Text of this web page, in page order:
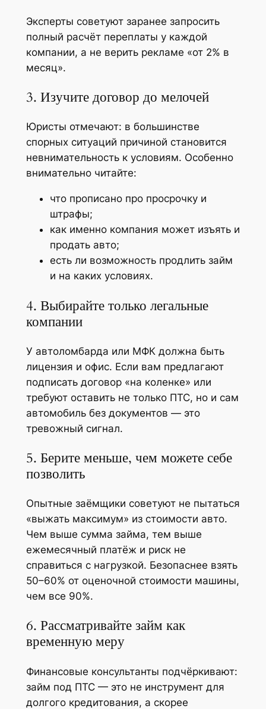
Эксперты советуют заранее запросить
полный расчёт переплаты у каждой
компании, а не верить рекламе «от 2% в
месяц».
3. Изучите договор до мелочей
Юристы отмечают: в большинстве
спорных ситуаций причиной становится
невнимательность к условиям. Особенно
внимательно читайте:
что прописано про просрочку и
штрафы;
как именно компания может изъять и
продать авто;
есть ли возможность продлить займ
и на каких условиях.
4. Выбирайте только легальные
компании
У автоломбарда или МФК должна быть
лицензия и офис. Если вам предлагают
подписать договор «на коленке» или
требуют оставить не только ПТС, но и сам
автомобиль без документов — это
тревожный сигнал.
5. Берите меньше, чем можете себе
позволить
Опытные заёмщики советуют не пытаться
«выжать максимум» из стоимости авто.
Чем выше сумма займа, тем выше
ежемесячный платёж и риск не
справиться с нагрузкой. Безопаснее взять
50–60% от оценочной стоимости машины,
чем все 90%.
6. Рассматривайте займ как
временную меру
Финансовые консультанты подчёркивают:
займ под ПТС — это не инструмент для
долгого кредитования, а скорее